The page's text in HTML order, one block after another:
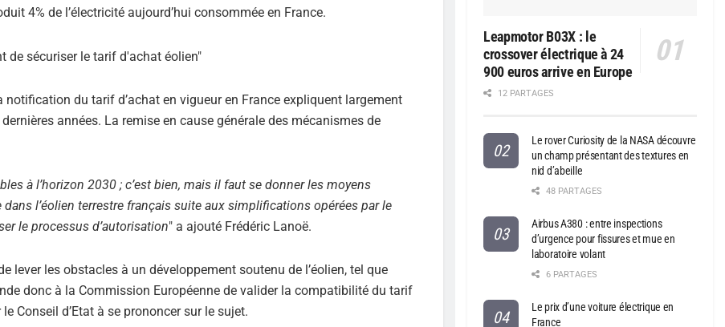
4% de l’électricité aujourd’hui consommée en France.
du tarif d’achat en vigueur en France expliquent largement
années. La remise en cause générale des mécanismes de
à l’horizon 2030 ; c’est bien, mais il faut se donner les moyens
l’éolien terrestre français suite aux simplifications opérées par le
le processus d’autorisation" a ajouté Frédéric Lanoë.
lever les obstacles à un développement soutenu de l’éolien, tel que
donc à la Commission Européenne de valider la compatibilité du tarif
Conseil d’Etat à se prononcer sur le sujet.
Leapmotor B03X : le
crossover électrique à 24
900 euros arrive en Europe
12 PARTAGES
Le rover Curiosity de la NASA découvre
un champ présentant des textures en
nid d’abeille
48 PARTAGES
Airbus A380 : entre inspections
d’urgence pour fissures et mue en
laboratoire volant
6 PARTAGES
Le prix d’une voiture électrique en
France